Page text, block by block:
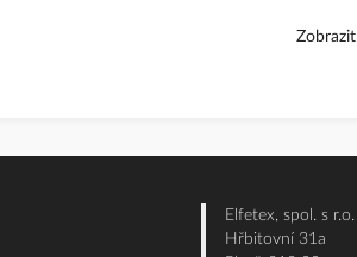
Zobrazit
Elfetex, spol. s r.o.
Hřbitovní 31a